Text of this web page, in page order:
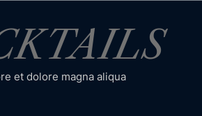
et dolore magna aliqua